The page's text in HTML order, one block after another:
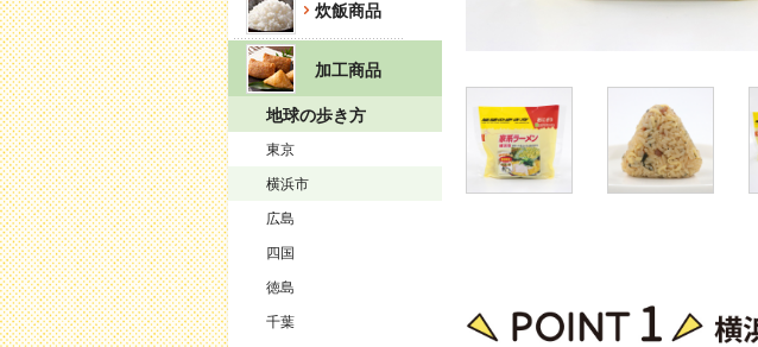
炊飯商品
加工商品
地球の歩き方
東京
横浜市
広島
四国
徳島
千葉